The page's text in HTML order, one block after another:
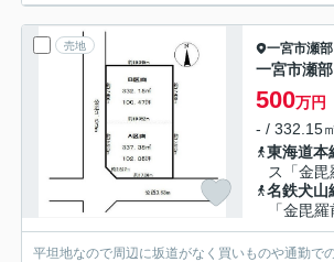
売地 一宮市瀬部
一宮市瀬
500万円
- / 332.15
東海道本
ス「金
名鉄犬山
「金毘
平坦地なので周辺に坂道がなく買いものや通勤で